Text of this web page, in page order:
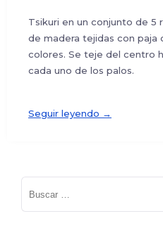
Tsikuri en un conjunto de 5
de madera tejidas con paja
colores. Se teje del centro
cada uno de los palos.
Seguir leyendo →
Buscar: